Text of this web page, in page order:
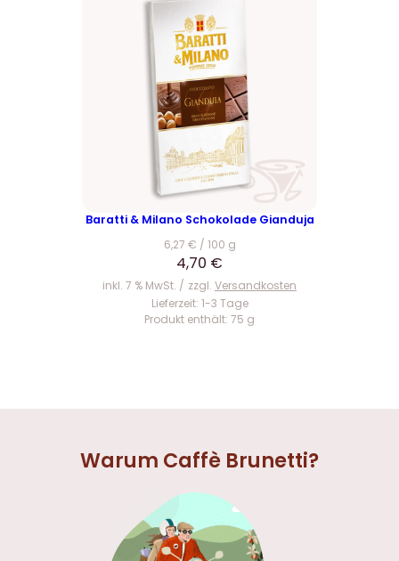
Baratti & Milano Schokolade Gianduja
6,27 € / 100 g
4,70 €
inkl. 7 % MwSt. zzgl. Versandkosten
Lieferzeit: 1-3 Tage
Produkt enthält: 75 g
Warum Caffè Brunetti?